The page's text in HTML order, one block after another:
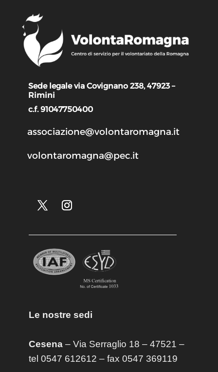
Sede legale via Covignano 238, 47923 –
Rimini
c.f. 91047750400
associazione@volontaromagna.it
volontaromagna@pec.it
Le nostre sedi
Cesena– Via Serraglio 18 – 47521 –
tel 0547 612612 – fax 0547 369119